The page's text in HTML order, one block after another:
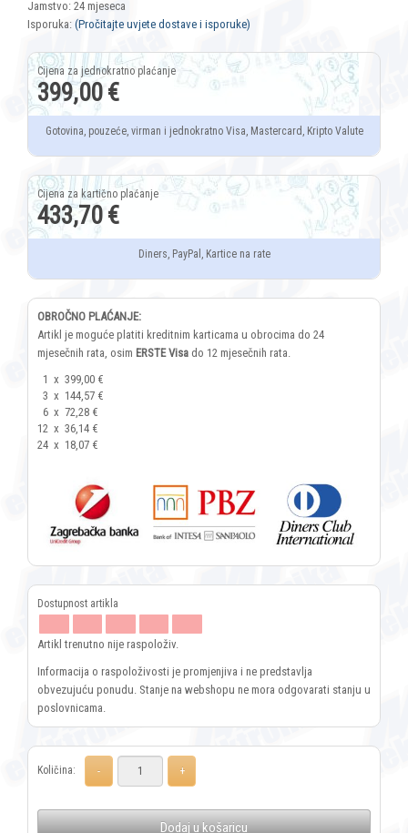
Jamstvo: 24 mjeseca
Isporuka: (Pročitajte uvjete dostave i isporuke)
399,00 €
Gotovina, pouzeće, virman i jednokratno Visa, Mastercard, Kripto Valute
433,70 €
Diners, PayPal, Kartice na rate
OBROČNO PLAĆANJE:
Artikl je moguće platiti kreditnim karticama u obrocima do 24
mjesečnih rata, osim ERSTE Visa do 12 mjesečnih rata.
1 x 399,00 €
3 x 144,57 €
6 x 72,28 €
12 x 36,14 €
24 x 18,07 €
Artikl trenutno nije raspoloživ.
Informacija o raspoloživosti je promjenjiva i ne predstavlja
obvezujuću ponudu. Stanje na webshopu ne mora odgovarati stanju u
poslovnicama.
Količina:
Dodaj u košaricu